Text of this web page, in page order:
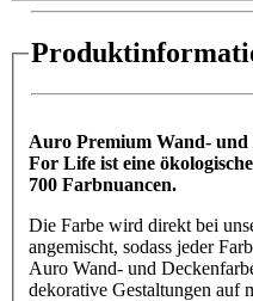
Auro Premium Wand- und
For Life ist eine
700 Farbnuancen.
Die Farbe wird direkt bei
angemischt, sodass jeder
Auro Wand- und
dekorative Gestaltungen auf